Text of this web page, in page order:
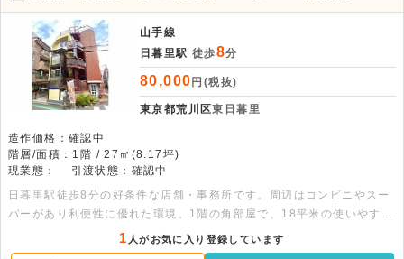
務所物件
山手線
日暮里駅 徒歩8分
80,000 円(税抜)
東京都荒川区東日暮里
造作価格：確認中
階層/面積：1階 / 27㎡(8.17坪)
現業態：
引渡状態：確認中
日暮里駅徒歩8分の好条件な店舗・事務所です。周辺はコンビニやスー
パーがあり利便性に優れた環境。1階の角部屋で、18平米の使いやすい
空間は南向きで日当たり良好です。詳細はお気軽にお問い合わせくださ
い。
1 人がお気に入り登録しています